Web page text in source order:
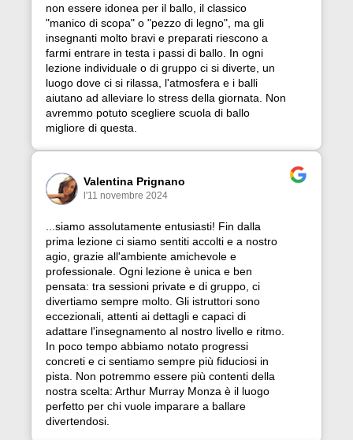
non essere idonea per il ballo, il classico
"manico di scopa" o "pezzo di legno", ma gli
insegnanti molto bravi e preparati riescono a
farmi entrare in testa i passi di ballo. In ogni
lezione individuale o di gruppo ci si diverte, un
luogo dove ci si rilassa, l'atmosfera e i balli
aiutano ad alleviare lo stress della giornata. Non
avremmo potuto scegliere scuola di ballo
migliore di questa.
Valentina Prignano
l'11 novembre 2024
...siamo assolutamente entusiasti! Fin dalla
prima lezione ci siamo sentiti accolti e a nostro
agio, grazie all'ambiente amichevole e
professionale. Ogni lezione è unica e ben
pensata: tra sessioni private e di gruppo, ci
divertiamo sempre molto. Gli istruttori sono
eccezionali, attenti ai dettagli e capaci di
adattare l'insegnamento al nostro livello e ritmo.
In poco tempo abbiamo notato progressi
concreti e ci sentiamo sempre più fiduciosi in
pista. Non potremmo essere più contenti della
nostra scelta: Arthur Murray Monza è il luogo
perfetto per chi vuole imparare a ballare
divertendosi.